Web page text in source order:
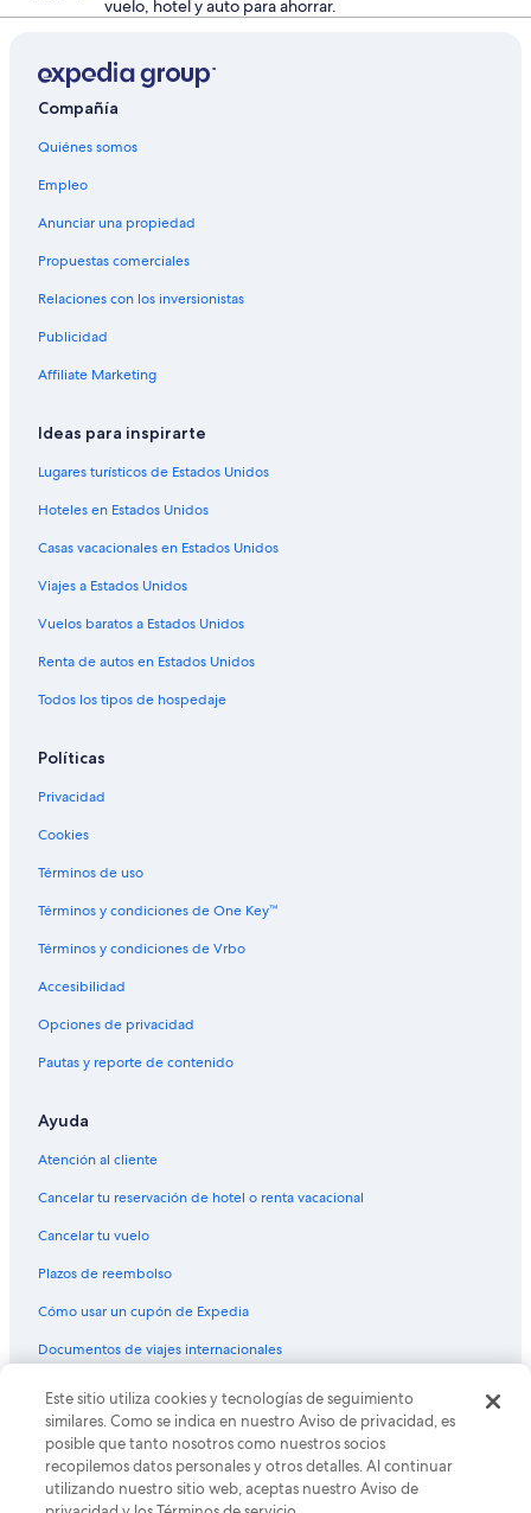
vuelo, hotel y auto para ahorrar.
Compañía
Quiénes somos
Empleo
Anunciar una propiedad
Propuestas comerciales
Relaciones con los inversionistas
Publicidad
Affiliate Marketing
Ideas para inspirarte
Lugares turísticos de Estados Unidos
Hoteles en Estados Unidos
Casas vacacionales en Estados Unidos
Viajes a Estados Unidos
Vuelos baratos a Estados Unidos
Renta de autos en Estados Unidos
Todos los tipos de hospedaje
Políticas
Privacidad
Cookies
Términos de uso
Términos y condiciones de One Key™
Términos y condiciones de Vrbo
Accesibilidad
Opciones de privacidad
Pautas y reporte de contenido
Ayuda
Atención al cliente
Cancelar tu reservación de hotel o renta vacacional
Cancelar tu vuelo
Plazos de reembolso
Cómo usar un cupón de Expedia
Documentos de viajes internacionales
© 2026 Expedia, Inc., una empresa de Expedia Group. Todos los
derechos reservados. Expedia y el logo de Expedia son marcas
registradas o marcas comerciales de Expedia, Inc. CST# 2029030-50.
Este sitio utiliza cookies y tecnologías de seguimiento
similares. Como se indica en nuestro Aviso de privacidad, es
posible que tanto nosotros como nuestros socios
recopilemos datos personales y otros detalles. Al continuar
utilizando nuestro sitio web, aceptas nuestro Aviso de